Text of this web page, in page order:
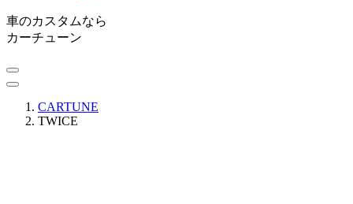
車のカスタムなら
カーチューン
CARTUNE
TWICE